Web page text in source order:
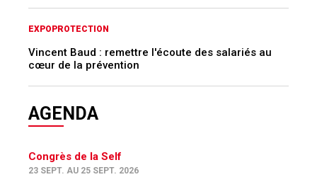
EXPOPROTECTION
Vincent Baud : remettre l'écoute des salariés au
cœur de la prévention
AGENDA
Congrès de la Self
23 SEPT. AU 25 SEPT. 2026